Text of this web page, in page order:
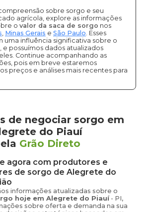
sobre sorgo e seu
agrícola, explore as informações
o valor da saca de sorgo nos
, Minas Gerais e São Paulo. Esses
uma influência significativa sobre o
, e possuímos dados atualizados
Continue acompanhando as
pois em breve estaremos
preços e análises mais recentes para
de negociar sorgo em
do Piauí
Grão Direto
agora com produtores e
de sorgo de Alegrete do
informações atualizadas sobre o
hoje em Alegrete do Piauí - PI,
sobre oferta e demanda na sua